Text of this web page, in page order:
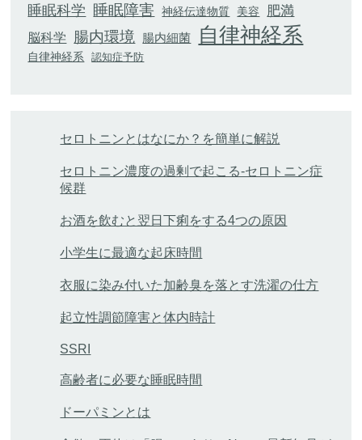
睡眠科学 睡眠障害 神経伝達物質 美容 肥満
脳科学 腸内環境 腸内細菌 自律神経系
自律神経系 認知症予防
セロトニンとはなにか？を簡単に解説
セロトニン濃度の過剰で起こる-セロトニン症
候群
お酒を飲むと翌日下痢をする4つの原因
小学生に最適な起床時間
衣服に染み付いた加齢臭を落とす洗濯の仕方
起立性調節障害と体内時計
SSRI
高齢者に必要な睡眠時間
ドーパミンとは